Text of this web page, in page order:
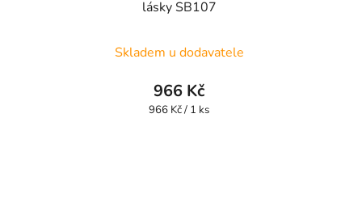
lásky SB107
Skladem u dodavatele
966 Kč
Měrná
966 Kč / 1 ks